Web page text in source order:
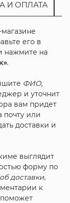
И ОПЛАТА
его в
нажмите на
.
ФИО,
и уточнит
вам придет
почту или
доставки и
выглядит
форму по
доставки,
к